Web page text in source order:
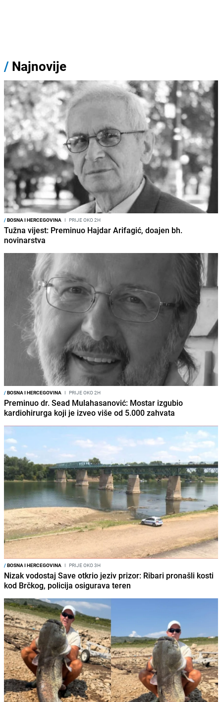
/ Najnovije
/BOSNA I HERCEGOVINA I PRIJE OKO 2H
Tužna vijest: Preminuo Hajdar Arifagić, doajen bh.
novinarstva
/BOSNA I HERCEGOVINA I PRIJE OKO 2H
Preminuo dr. Sead Mulahasanović: Mostar izgubio
kardiohirurga koji je izveo više od 5.000 zahvata
/BOSNA I HERCEGOVINA I PRIJE OKO 3H
Nizak vodostaj Save otkrio jeziv prizor: Ribari pronašli kosti
kod Brčkog, policija osigurava teren